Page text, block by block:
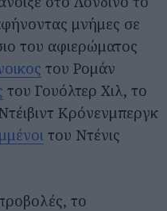
μνήμες σε
του αφιερώματος
του Ρομάν
του Γουόλτερ Χιλ, το
Κρόνενμπεργκ
του Ντένις
το